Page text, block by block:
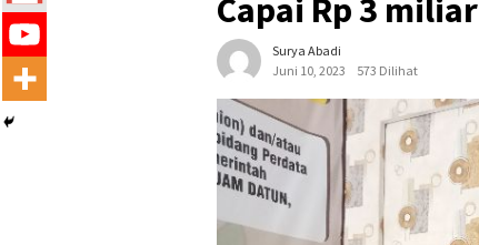
Capai Rp 3 miliar
Surya Abadi
Juni 10, 2023
573 Dilihat